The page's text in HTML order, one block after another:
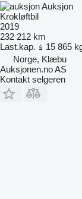
Auksjon
Krokløftbil
2019
232 212 km
Last.kap.
15 865
Norge, Klæbu
Auksjonen.no AS
Kontakt selgeren